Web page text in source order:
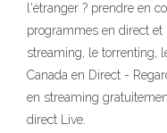
l'étranger ? prendre en
programmes en direct
streaming, le torrenting,
Canada en Direct -
en streaming
direct Live.